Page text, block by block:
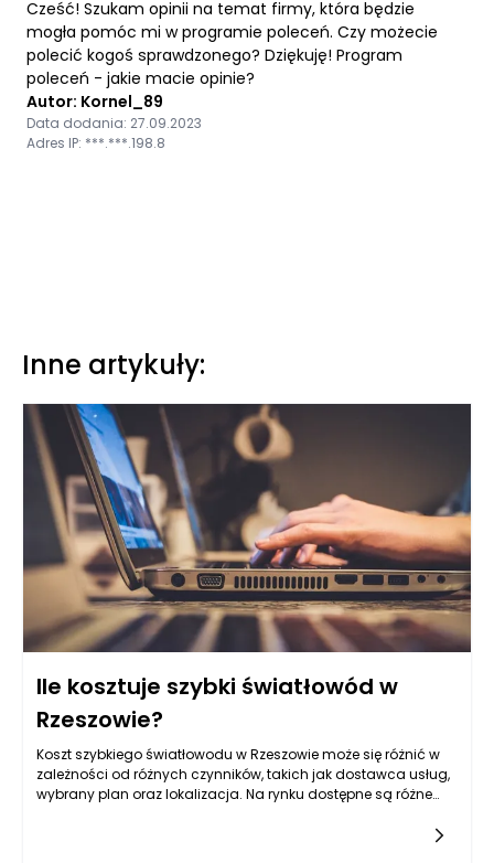
Cześć! Szukam opinii na temat firmy, która będzie
mogła pomóc mi w programie poleceń. Czy możecie
polecić kogoś sprawdzonego? Dziękuję! Program
poleceń - jakie macie opinie?
Autor: Kornel_89
Data dodania: 27.09.2023
Adres IP: ***.***.198.8
Inne artykuły:
Ile kosztuje szybki światłowód w
Rzeszowie?
Koszt szybkiego światłowodu w Rzeszowie może się różnić w
zależności od różnych czynników, takich jak dostawca usług,
wybrany plan oraz lokalizacja. Na rynku dostępne są różne